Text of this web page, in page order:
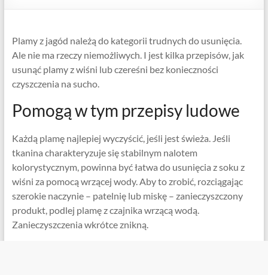
Plamy z jagód należą do kategorii trudnych do usunięcia.
Ale nie ma rzeczy niemożliwych. I jest kilka przepisów, jak
usunąć plamy z wiśni lub czereśni bez konieczności
czyszczenia na sucho.
Pomogą w tym przepisy ludowe
Każdą plamę najlepiej wyczyścić, jeśli jest świeża. Jeśli
tkanina charakteryzuje się stabilnym nalotem
kolorystycznym, powinna być łatwa do usunięcia z soku z
wiśni za pomocą wrzącej wody. Aby to zrobić, rozciągając
szerokie naczynie – patelnię lub miskę – zanieczyszczony
produkt, podlej plamę z czajnika wrzącą wodą.
Zanieczyszczenia wkrótce znikną.